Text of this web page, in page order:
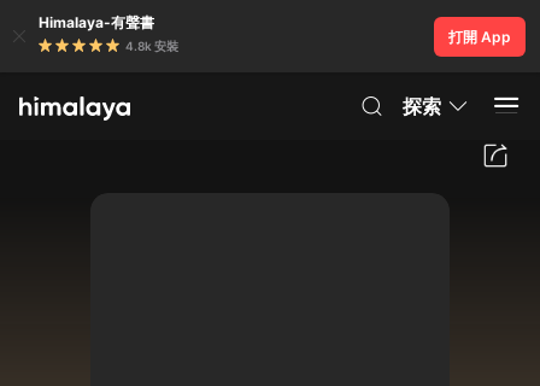
Himalaya-有聲書
4.8k 安裝
打開 App
探索